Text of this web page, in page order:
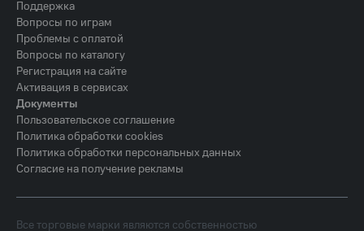
Поддержка
Вопросы по играм
Проблемы с оплатой
Вопросы по каталогу
Регистрация на сайте
Активация в сервисах
Документы
Пользовательское соглашение
Политика обработки cookies
Политика обработки персональных данных
Согласие на получение рекламы
Все торговые марки являются собственностью